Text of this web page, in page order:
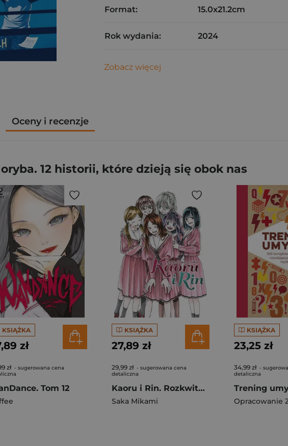
Format: 15.0x21.2cm
Rok wydania: 2024
Zobacz więcej
Oceny i recenzje
12 historii, które dzieją się obok nas
KSIĄŻKA
zł
zł - sugerowana cena
Tom 12
KSIĄŻKA
27,89 zł
29,99 zł - sugerowana cena
detaliczna
Kaoru i Rin. Rozkwitając z tobą. Tom 10
Saka Mikami
KSIĄŻKA
23,25 zł
34,99 zł -
detaliczna
Opracowanie